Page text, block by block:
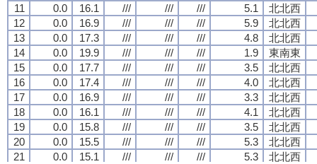
11
0.0 16.1 /// /// /// 5.1
北北西
12
0.0 16.9 /// /// /// 5.9
北北西
13
0.0 17.3 /// /// /// 4.8
北北西
14
0.0 19.9 /// /// /// 1.9
東南東
15
0.0 17.7 /// /// /// 3.5
北北西
16
0.0 17.4 /// /// /// 4.0
北北西
17
0.0 16.9 /// /// /// 3.3
北北西
18
0.0 16.1 /// /// /// 4.1
北北西
19
0.0 15.8 /// /// /// 3.5
北北西
20
0.0 15.5 /// /// /// 5.3
北北西
21
0.0 15.1 /// /// /// 5.3
北北西
11
0.0 16.1 /// /// /// 5.1
北北西
12
0.0 16.9 /// /// /// 5.9
北北西
13
0.0 17.3 /// /// /// 4.8
北北西
14
0.0 19.9 /// /// /// 1.9
東南東
15
0.0 17.7 /// /// /// 3.5
北北西
16
0.0 17.4 /// /// /// 4.0
北北西
17
0.0 16.9 /// /// /// 3.3
北北西
18
0.0 16.1 /// /// /// 4.1
北北西
19
0.0 15.8 /// /// /// 3.5
北北西
20
0.0 15.5 /// /// /// 5.3
北北西
21
0.0 15.1 /// /// /// 5.3
北北西
11
0.0 16.1 /// /// /// 5.1
北北西
12
0.0 16.9 /// /// /// 5.9
北北西
13
0.0 17.3 /// /// /// 4.8
北北西
14
0.0 19.9 /// /// /// 1.9
東南東
15
0.0 17.7 /// /// /// 3.5
北北西
16
0.0 17.4 /// /// /// 4.0
北北西
17
0.0 16.9 /// /// /// 3.3
北北西
18
0.0 16.1 /// /// /// 4.1
北北西
19
0.0 15.8 /// /// /// 3.5
北北西
20
0.0 15.5 /// /// /// 5.3
北北西
21
0.0 15.1 /// /// /// 5.3
北北西
11
0.0 16.1 /// /// /// 5.1
北北西
12
0.0 16.9 /// /// /// 5.9
北北西
13
0.0 17.3 /// /// /// 4.8
北北西
14
0.0 19.9 /// /// /// 1.9
東南東
15
0.0 17.7 /// /// /// 3.5
北北西
16
0.0 17.4 /// /// /// 4.0
北北西
17
0.0 16.9 /// /// /// 3.3
北北西
18
0.0 16.1 /// /// /// 4.1
北北西
19
0.0 15.8 /// /// /// 3.5
北北西
20
0.0 15.5 /// /// /// 5.3
北北西
21
0.0 15.1 /// /// /// 5.3
北北西